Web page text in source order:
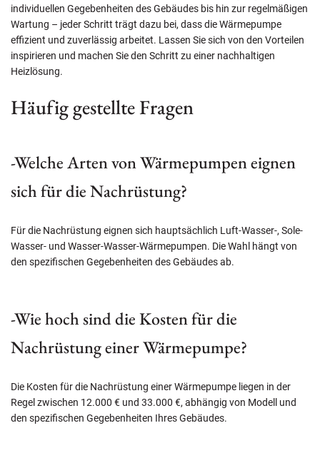
individuellen Gegebenheiten des Gebäudes bis hin zur regelmäßigen
Wartung – jeder Schritt trägt dazu bei, dass die Wärmepumpe
effizient und zuverlässig arbeitet. Lassen Sie sich von den Vorteilen
inspirieren und machen Sie den Schritt zu einer nachhaltigen
Heizlösung.
Häufig gestellte Fragen
-Welche Arten von Wärmepumpen eignen
sich für die Nachrüstung?
Für die Nachrüstung eignen sich hauptsächlich Luft-Wasser-, Sole-
Wasser- und Wasser-Wasser-Wärmepumpen. Die Wahl hängt von
den spezifischen Gegebenheiten des Gebäudes ab.
-Wie hoch sind die Kosten für die
Nachrüstung einer Wärmepumpe?
Die Kosten für die Nachrüstung einer Wärmepumpe liegen in der
Regel zwischen 12.000 € und 33.000 €, abhängig von Modell und
den spezifischen Gegebenheiten Ihres Gebäudes.